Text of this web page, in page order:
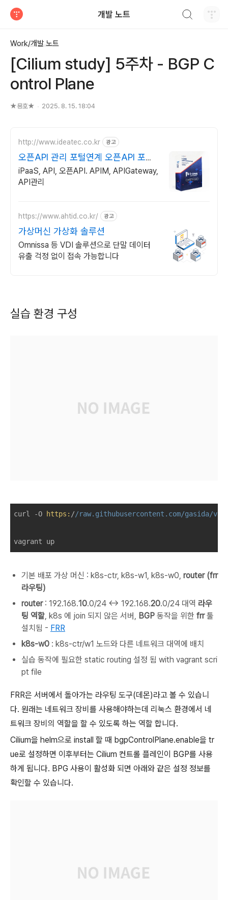
개발 노트
Work/개발 노트
[Cilium study] 5주차 - BGP C
ontrol Plane
★용호★ 2025. 8. 15. 18:04
http://www.ideatec.co.kr 광고
오픈API 관리 포털연계 오픈API 포털
연계
iPaaS, API, 오픈API. APIM, APIGateway,
API관리
https://www.ahtid.co.kr/ 광고
가상머신 가상화 솔루션
Omnissa 등 VDI 솔루션으로 단말 데이터
유출 걱정 없이 접속 가능합니다
실습 환경 구성
curl -O https: //raw.githubusercontent.com/gasida/
vagrant up
기본 배포 가상 머신 : k8s-ctr, k8s-w1, k8s-w0, router (frr
라우팅)
router: 192.168.10.0/24 ↔ 192.168.20.0/24 대역 라우
팅 역할, k8s 에 join 되지 않은 서버, BGP 동작을 위한 frr툴
설치됨 - FRR
k8s-w0 : k8s-ctr/w1 노드와 다른 네트워크 대역에 배치
실습 동작에 필요한 static routing 설정 됨 with vagrant scri
pt file
FRR은 서버에서 돌아가는 라우팅 도구(데몬)라고 볼 수 있습니
다. 원래는 네트워크 장비를 사용해야하는데 리눅스 환경에서 네
트워크 장비의 역할을 할 수 있도록 하는 역할 합니다.
Cilium을 helm으로 install 할 때 bgpControlPlane.enable을 tr
ue로 설정하면 이후부터는 Cilium 컨트롤 플레인이 BGP를 사용
하게 됩니다. BPG 사용이 활성화 되면 아래와 같은 설정 정보를
확인할 수 있습니다.